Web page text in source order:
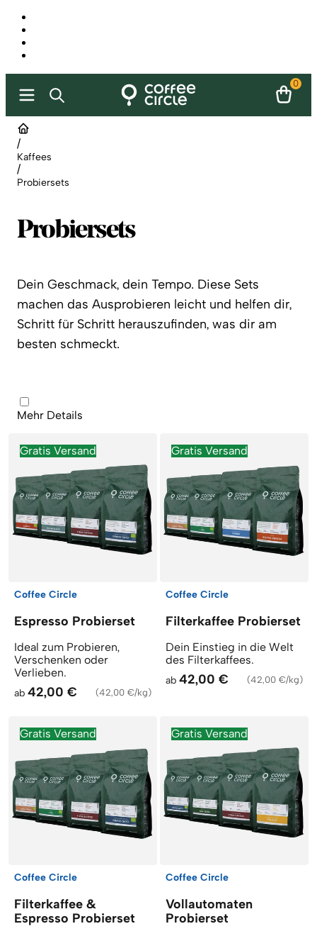
0
/
Kaffees
/
Probiersets
Probiersets
Dein Geschmack, dein Tempo. Diese Sets
machen das Ausprobieren leicht und helfen dir,
Schritt für Schritt herauszufinden, was dir am
besten schmeckt.
Mehr Details
Gratis Versand
Coffee Circle
Espresso Probierset
Ideal zum Probieren,
Verschenken oder
Verlieben.
ab 42,00 € (42,00 €/kg)
Gratis Versand
Coffee Circle
Filterkaffee Probierset
Dein Einstieg in die Welt
des Filterkaffees.
ab 42,00 € (42,00 €/kg)
Gratis Versand
Coffee Circle
Filterkaffee &
Espresso Probierset
Gratis Versand
Coffee Circle
Vollautomaten
Probierset